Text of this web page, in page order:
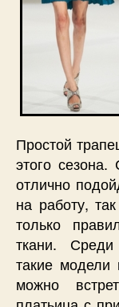
Простой
этого
отлично
на работу,
только
ткани.
такие модели
можно